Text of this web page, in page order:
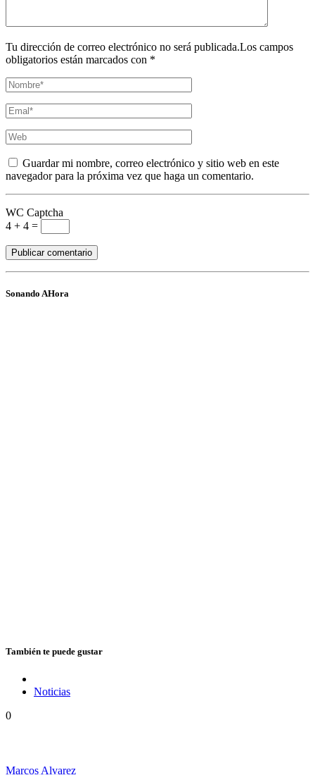
Tu dirección de correo electrónico no será publicada.Los campos
obligatorios están marcados con *
Guardar mi nombre, correo electrónico y sitio web en este
navegador para la próxima vez que haga un comentario.
WC Captcha
4 + 4 =
Sonando AHora
También te puede gustar
Noticias
0
Marcos Alvarez